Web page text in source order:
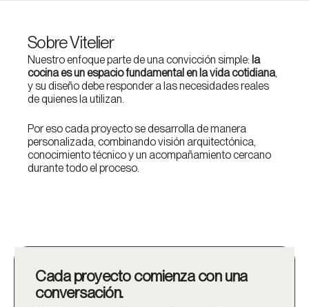
Sobre Vitelier
Nuestro enfoque parte de una convicción simple: la
cocina es un espacio fundamental en la vida cotidiana,
y su diseño debe responder a las necesidades reales
de quienes la utilizan.
Por eso cada proyecto se desarrolla de manera
personalizada, combinando visión arquitectónica,
conocimiento técnico y un acompañamiento cercano
durante todo el proceso.
Cada proyecto comienza con una
conversación.